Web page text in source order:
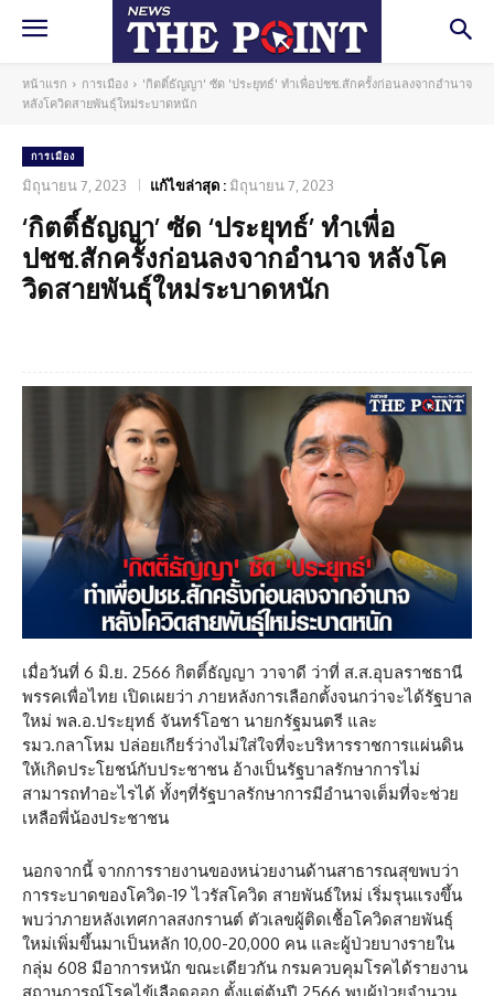
หน้าแรก การเมือง
'กิตติ์ธัญญา' ซัด 'ประยุทธ์' ทำเพื่อปชช.สักครั้งก่อนลงจากอำนาจ
หลังโควิดสายพันธุ์ใหม่ระบาดหนัก
การเมือง
มิถุนายน 7, 2023 แก้ไขล่าสุด : มิถุนายน 7, 2023
‘กิตติ์ธัญญา’ ซัด ‘ประยุทธ์’ ทำเพื่อ
ปชช.สักครั้งก่อนลงจากอำนาจ หลังโค
วิดสายพันธุ์ใหม่ระบาดหนัก
เมื่อวันที่ 6 มิ.ย. 2566 กิตติ์ธัญญา วาจาดี ว่าที่ ส.ส.อุบลราชธานี
พรรคเพื่อไทย เปิดเผยว่า ภายหลังการเลือกตั้งจนกว่าจะได้รัฐบาล
ใหม่ พล.อ.ประยุทธ์ จันทร์โอชา นายกรัฐมนตรี และ
รมว.กลาโหม ปล่อยเกียร์ว่างไม่ใส่ใจที่จะบริหารราชการแผ่นดิน
ให้เกิดประโยชน์กับประชาชน อ้างเป็นรัฐบาลรักษาการไม่
สามารถทำอะไรได้ ทั้งๆที่รัฐบาลรักษาการมีอำนาจเต็มที่จะช่วย
เหลือพี่น้องประชาชน
นอกจากนี้ จากการรายงานของหน่วยงานด้านสาธารณสุขพบว่า
การระบาดของโควิด-19 ไวรัสโควิด สายพันธ์ใหม่ เริ่มรุนแรงขึ้น
พบว่าภายหลังเทศกาลสงกรานต์ ตัวเลขผู้ติดเชื้อโควิดสายพันธุ์
ใหม่เพิ่มขึ้นมาเป็นหลัก 10,00-20,000 คน และผู้ป่วยบางรายใน
กลุ่ม 608 มีอาการหนัก ขณะเดียวกัน กรมควบคุมโรคได้รายงาน